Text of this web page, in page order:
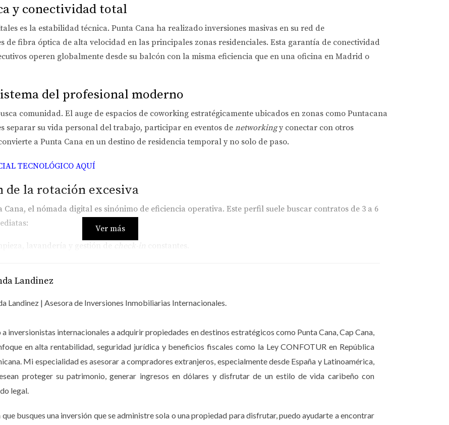
y conectividad total
es la estabilidad técnica. Punta Cana ha realizado inversiones masivas en su red de
de fibra óptica de alta velocidad en las principales zonas residenciales. Esta garantía de conectividad
operen globalmente desde su balcón con la misma eficiencia que en una oficina en Madrid o
del profesional moderno
comunidad. El auge de espacios de coworking estratégicamente ubicados en zonas como Puntacana
separar su vida personal del trabajo, participar en eventos de networkingy conectar con otros
a Punta Cana en un destino de residencia temporal y no solo de paso.
TECNOLÓGICO AQUÍ
de la rotación excesiva
el nómada digital es sinónimo de eficiencia operativa. Este perfil suele buscar contratos de 3 a 6
lavandería y gestión de check-in
el inquilino ideal
que valoran el estilo de vida: proximidad a la playa, seguridad y servicios de calidad. Al enfocar
renta, sino que proteges tu activo con un perfil de usuario responsable que busca una experiencia
fuerte de la década; posicionar tu propiedad para recibir nómadas digitales es asegurar
mercado global."
Ver más
Landinez
Landinez | Asesora de Inversiones Inmobiliarias Internacionales.
a inversionistas internacionales a adquirir propiedades en destinos estratégicos como Punta Cana, Cap Cana,
en alta rentabilidad, seguridad jurídica y beneficios fiscales como la Ley CONFOTUR en República
Mi especialidad es asesorar a compradores extranjeros, especialmente desde España y Latinoamérica,
proteger su patrimonio, generar ingresos en dólares y disfrutar de un estilo de vida caribeño con
legal.
que busques una inversión que se administre sola o una propiedad para disfrutar, puedo ayudarte a encontrar